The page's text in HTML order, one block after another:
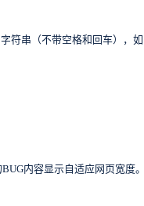
符串（不带空格和回车），如
内容显示自适应网页宽度。